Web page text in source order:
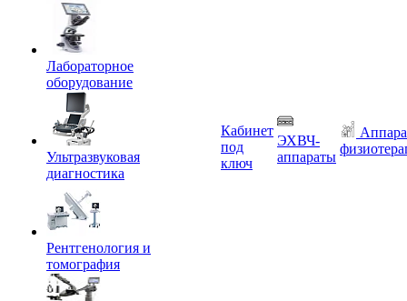
Лабораторное
оборудование
Ультразвуковая
диагностика
Рентгенология и
томография
Кабинет
под
ключ
ЭХВЧ-
аппараты